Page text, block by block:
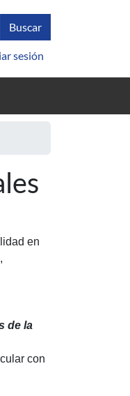
sesión
en
de la
con